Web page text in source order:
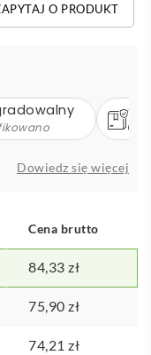
O PRODUKT
Dowiedz się więcej
Cena brutto
84,33 zł
75,90 zł
74,21 zł